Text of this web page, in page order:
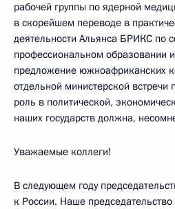
рабочей группы по ядерной
в скорейшем переводе в
деятельности Альянса БРИКС по
профессиональном образовании
предложение южноафриканских
отдельной министерской
роль в политической,
наших государств должна,
Уважаемые коллеги!
В следующем году
к России. Наше председательство